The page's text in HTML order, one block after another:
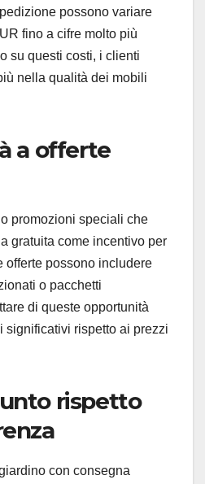
possono variare
fino a cifre molto più
su questi costi, i clienti
nella qualità dei mobili
a offerte
promozioni speciali che
gratuita come incentivo per
offerte possono includere
o pacchetti
di queste opportunità
significativi rispetto ai prezzi
rispetto
con consegna